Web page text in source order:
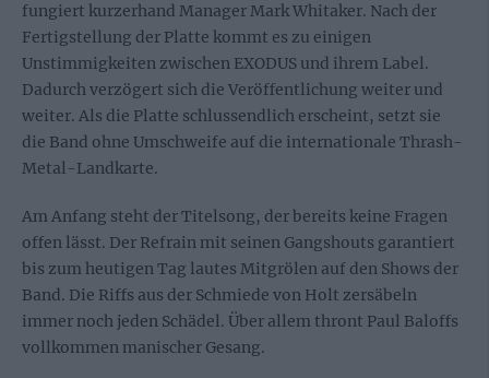
fungiert kurzerhand Manager Mark Whitaker. Nach der
Fertigstellung der Platte kommt es zu einigen
Unstimmigkeiten zwischen EXODUS und ihrem Label.
Dadurch verzögert sich die Veröffentlichung weiter und
weiter. Als die Platte schlussendlich erscheint, setzt sie
die Band ohne Umschweife auf die internationale Thrash-
Metal-Landkarte.
Am Anfang steht der Titelsong, der bereits keine Fragen
offen lässt. Der Refrain mit seinen Gangshouts garantiert
bis zum heutigen Tag lautes Mitgrölen auf den Shows der
Band. Die Riffs aus der Schmiede von Holt zersäbeln
immer noch jeden Schädel. Über allem thront Paul Baloffs
vollkommen manischer Gesang.